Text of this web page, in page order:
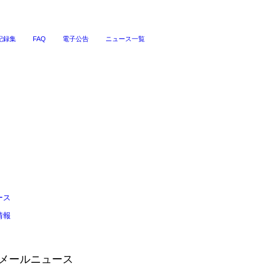
録集 FAQ 電子公告 ニュース一覧
ス
報
ールニュース